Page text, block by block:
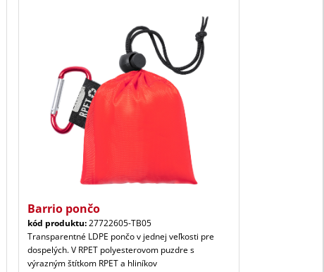
Barrio pončo
kód produktu:27722605-TB05
Transparentné LDPE pončo v jednej veľkosti pre
dospelých. V RPET polyesterovom puzdre s
výrazným štítkom RPET a hliníkov